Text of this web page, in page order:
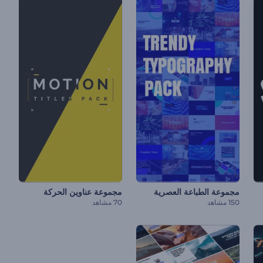
مجموعة الطباعة العصرية
150 مشاهد
مجموعة عناوين الحركة
70 مشاهد